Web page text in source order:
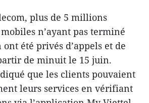
plus de 5 millions
n’ayant pas terminé
été privés d’appels et de
de minuit le 15 juin.
que les clients pouvaient
leurs services en vérifiant